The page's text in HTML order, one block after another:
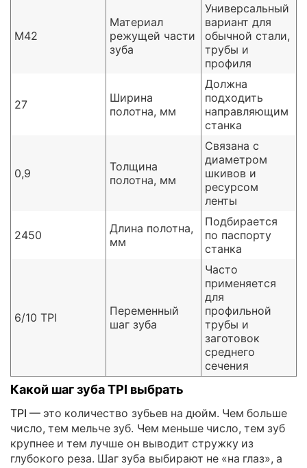
M42
Материал
режущей части
зуба
Универсальный
вариант для
обычной стали,
трубы и
профиля
27
Ширина
полотна, мм
Должна
подходить
направляющим
станка
0,9
Толщина
полотна, мм
Связана с
диаметром
шкивов и
ресурсом
ленты
2450
Длина полотна,
мм
Подбирается
по паспорту
станка
6/10 TPI
Переменный
шаг зуба
Часто
применяется
для
профильной
трубы и
заготовок
среднего
сечения
Какой шаг зуба TPI выбрать
TPI — это количество зубьев на дюйм. Чем больше
число, тем мельче зуб. Чем меньше число, тем зуб
крупнее и тем лучше он выводит стружку из
глубокого реза. Шаг зуба выбирают не «на глаз», а